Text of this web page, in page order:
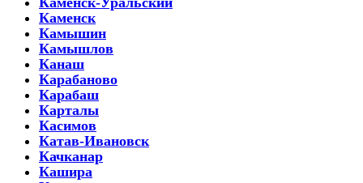
Каменск
Камышин
Камышлов
Канаш
Карабаново
Карабаш
Карталы
Касимов
Катав-Ивановск
Качканар
Кашира